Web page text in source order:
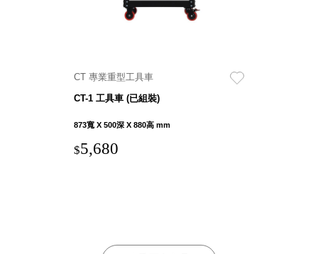
CT 專業重型工具車
CT-1 工具車 (已組裝)
873寬 X 500深 X 880高 mm
$5,680